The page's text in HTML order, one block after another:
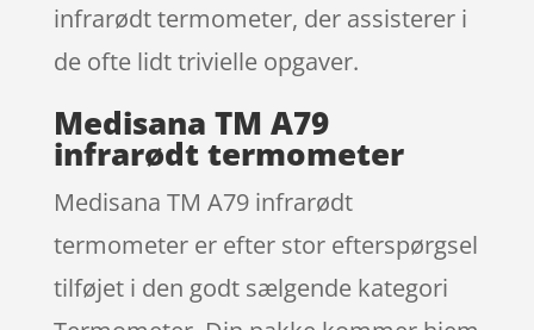
infrarødt termometer, der assisterer i
de ofte lidt trivielle opgaver.
Medisana TM A79
infrarødt termometer
Medisana TM A79 infrarødt
termometer er efter stor efterspørgsel
tilføjet i den godt sælgende kategori